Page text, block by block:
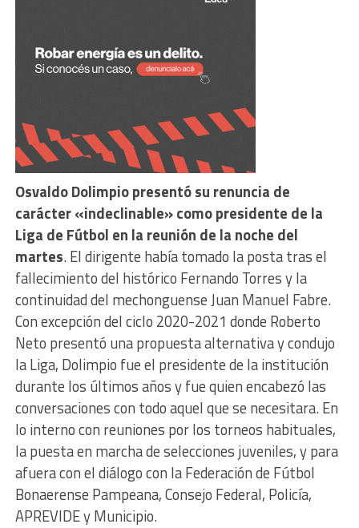
Osvaldo Dolimpio presentó su renuncia de
carácter «indeclinable» como presidente de la
Liga de Fútbol en la reunión de la noche del
martes. El dirigente había tomado la posta tras el
fallecimiento del histórico Fernando Torres y la
continuidad del mechonguense Juan Manuel Fabre.
Con excepción del ciclo 2020-2021 donde Roberto
Neto presentó una propuesta alternativa y condujo
la Liga, Dolimpio fue el presidente de la institución
durante los últimos años y fue quien encabezó las
conversaciones con todo aquel que se necesitara. En
lo interno con reuniones por los torneos habituales,
la puesta en marcha de selecciones juveniles, y para
afuera con el diálogo con la Federación de Fútbol
Bonaerense Pampeana, Consejo Federal, Policía,
APREVIDE y Municipio.